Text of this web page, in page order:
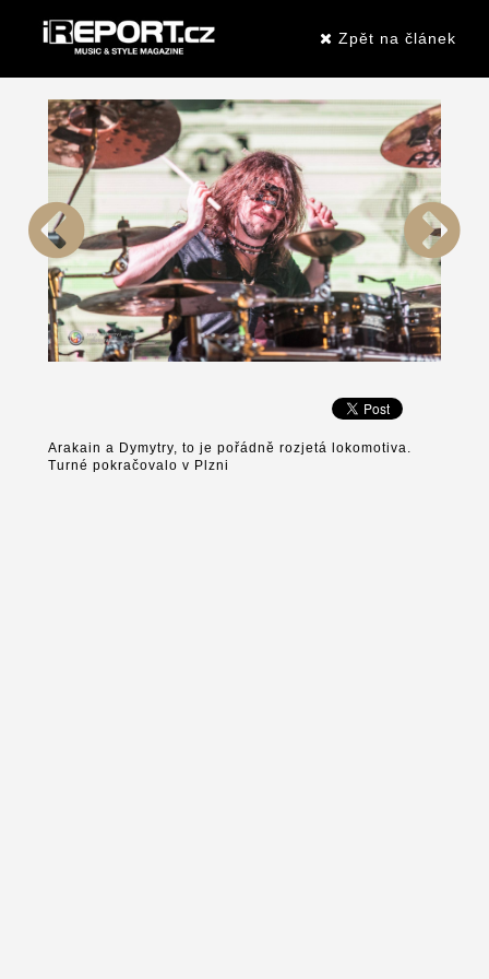
Zpět na článek
Arakain a Dymytry, to je pořádně rozjetá lokomotiva.
Turné pokračovalo v Plzni